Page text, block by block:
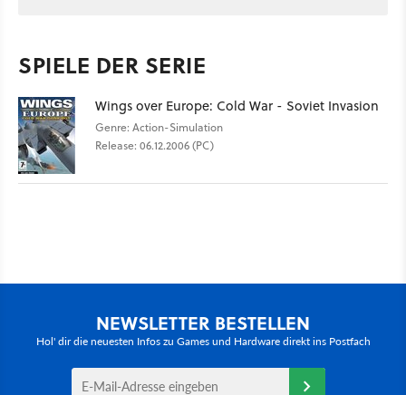
SPIELE DER SERIE
Wings over Europe: Cold War - Soviet Invasion
Genre: Action-Simulation
Release: 06.12.2006 (PC)
NEWSLETTER BESTELLEN
Hol' dir die neuesten Infos zu Games und Hardware direkt ins Postfach